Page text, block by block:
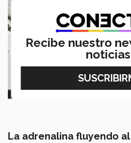
La adrenalina fluyendo
Recibe nuestro